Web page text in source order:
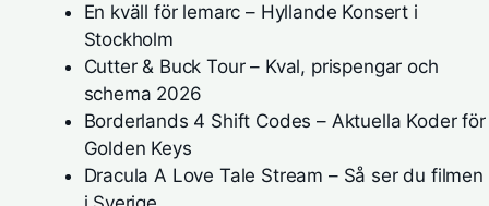
En kväll för lemarc – Hyllande Konsert i
Stockholm
Cutter & Buck Tour – Kval, prispengar och
schema 2026
Borderlands 4 Shift Codes – Aktuella Koder för
Golden Keys
Dracula A Love Tale Stream – Så ser du filmen